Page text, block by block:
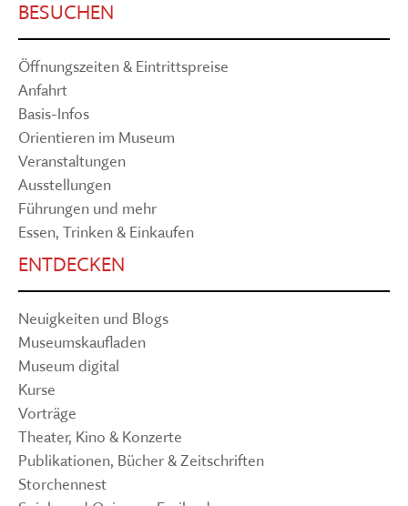
BESUCHEN
Öffnungszeiten & Eintrittspreise
Anfahrt
Basis-Infos
Orientieren im Museum
Veranstaltungen
Ausstellungen
Führungen und mehr
Essen, Trinken & Einkaufen
ENTDECKEN
Neuigkeiten und Blogs
Museumskaufladen
Museum digital
Kurse
Vorträge
Theater, Kino & Konzerte
Publikationen, Bücher & Zeitschriften
Storchennest